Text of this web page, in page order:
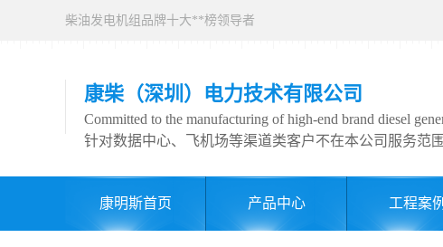
柴油发电机组品牌十大**榜领导者
康柴（深圳）电力技术有限公司
Committed to the manufacturing of high-end brand diesel
针对数据中心、飞机场等渠道类客户不在本公司服务范围
康明斯首页 产品中心 工程案例